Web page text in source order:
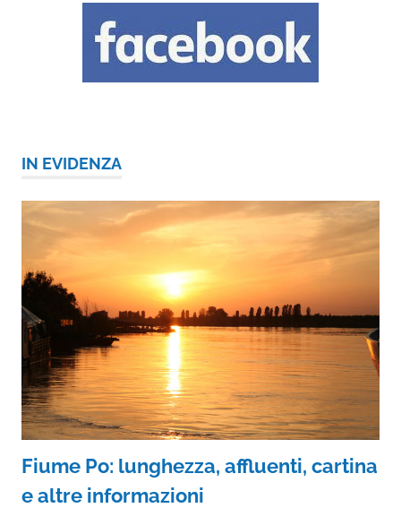
IN EVIDENZA
Fiume Po: lunghezza, affluenti, cartina
e altre informazioni